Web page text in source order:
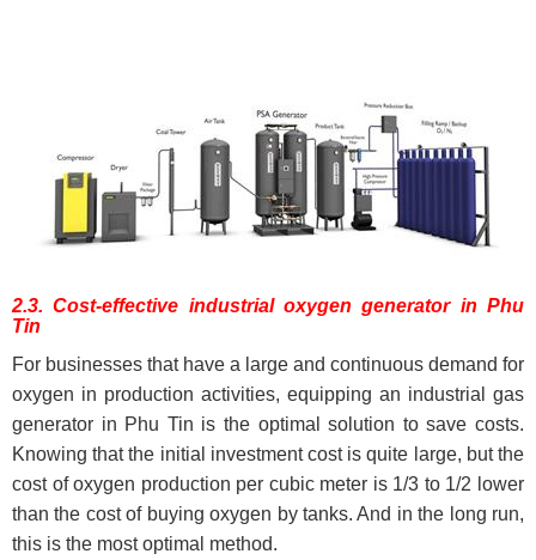
2.3. Cost-effective industrial oxygen generator in Phu
Tin
For businesses that have a large and continuous demand for
oxygen in production activities, equipping an industrial gas
generator in Phu Tin is the optimal solution to save costs.
Knowing that the initial investment cost is quite large, but the
cost of oxygen production per cubic meter is 1/3 to 1/2 lower
than the cost of buying oxygen by tanks. And in the long run,
this is the most optimal method.